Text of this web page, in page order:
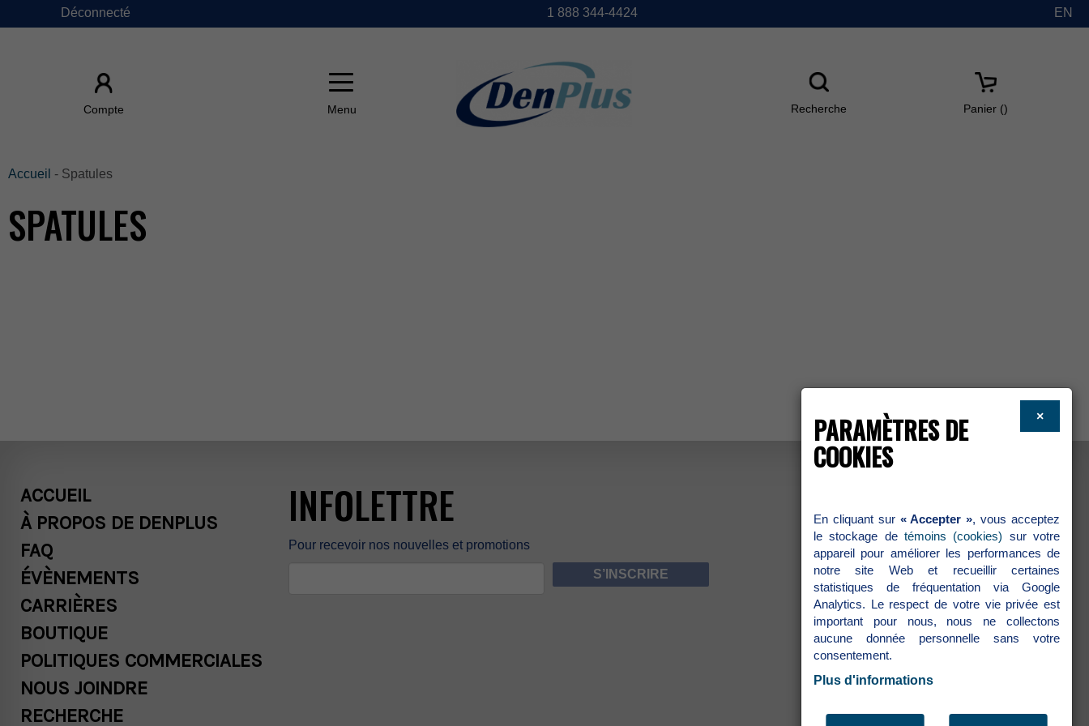
Déconnecté 1888344-4424 EN
ÀPROPOSDEDENPLUS
CARRIÈRES
BOUTIQUE
COMMERCIALES
Compte Recherche Panier()
Accueil -Spatules
SPATULES
ACCUEIL
ÀPROPOSDEDENPLUS
FAQ
ÉVÈNEMENTS
CARRIÈRES
BOUTIQUE
POLITIQUESCOMMERCIALES
NOUSJOINDRE
RECHERCHE
INFOLETTRE
Pourrecevoirnosnouvellesetpromotions
S’INSCRIRE
×
PARAMÈTRESDE
COOKIES
Encliquantsur «Accepter»,vousacceptez
lestockagede témoins(cookies) survotre
appareilpouraméliorerlesperformancesde
notresiteWebetrecueillircertaines
statistiquesdefréquentationviaGoogle
Analytics.Lerespectdevotrevieprivéeest
importantpournous,nousnecollectons
aucunedonnéepersonnellesansvotre
consentement.
Plusd'informations